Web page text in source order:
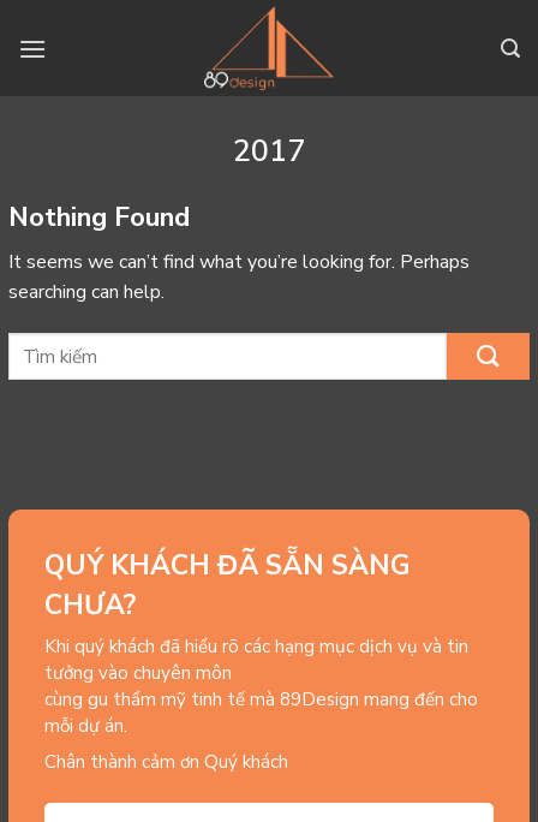
2017
Nothing Found
It seems we can’t find what you’re looking for. Perhaps
searching can help.
QUÝ KHÁCH ĐÃ SẴN SÀNG
CHƯA?
Khi quý khách đã hiểu rõ các hạng mục dịch vụ và tin
tưởng vào chuyên môn
cùng gu thẩm mỹ tinh tế mà 89Design mang đến cho
mỗi dự án.
Chân thành cảm ơn Quý khách